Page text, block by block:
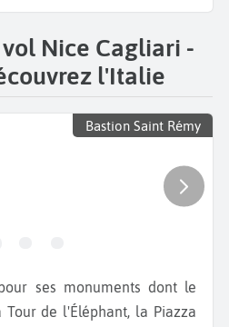
Nice Cagliari -
l'Italie
Bastion Saint Rémy
Tour de l'Éléphant, la Piazza